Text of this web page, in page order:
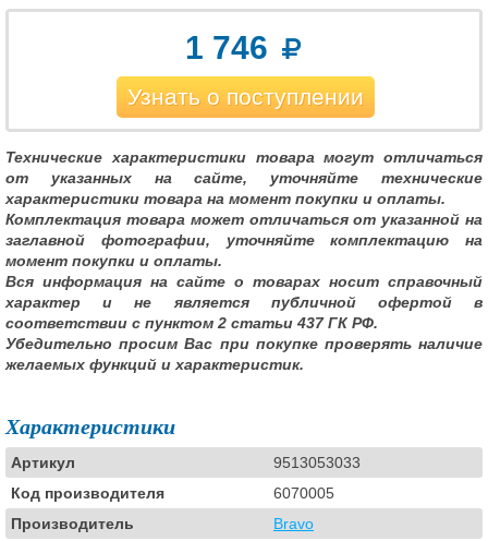
1 746
Узнать о поступлении
Технические характеристики товара могут отличаться
от указанных на сайте, уточняйте технические
характеристики товара на момент покупки и оплаты.
Комплектация товара может отличаться от указанной на
заглавной фотографии, уточняйте комплектацию на
момент покупки и оплаты.
Вся информация на сайте о товарах носит справочный
характер и не является публичной офертой в
соответствии с пунктом 2 статьи 437 ГК РФ.
Убедительно просим Вас при покупке проверять наличие
желаемых функций и характеристик.
Характеристики
Артикул
9513053033
Код производителя
6070005
Производитель
Bravo